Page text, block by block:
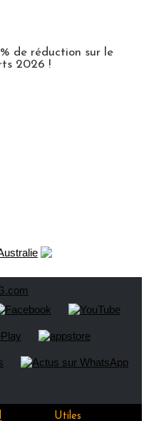
de réduction sur le
2026 !
Utiles